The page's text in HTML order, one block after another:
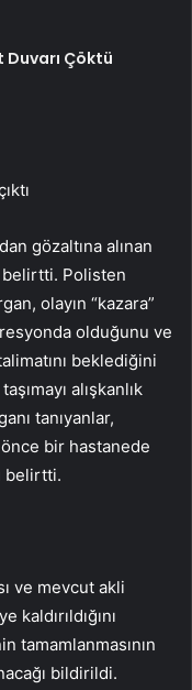
Çöktü
gözaltına alınan
belirtti. Polisten
olayın “kazara”
olduğunu ve
beklediğini
alışkanlık
tanıyanlar,
önce bir hastanede
belirtti.
ve mevcut akli
tamamlanmasının
bildirildi.